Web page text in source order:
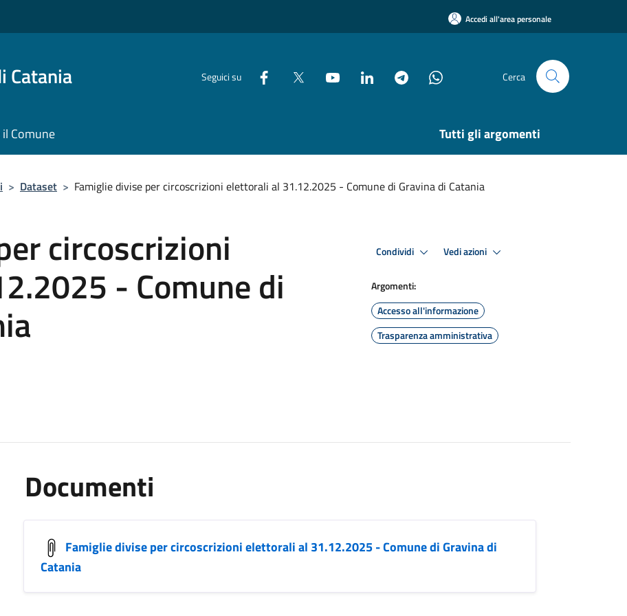
Accedi all'area personale
Catania Seguici su Cerca
Comune Tutti gli argomenti
> Dataset > Famiglie divise per circoscrizioni elettorali al 31.12.2025 - Comune di Gravina di Catania
circoscrizioni
- Comune di
Condividi Vedi azioni
Argomenti:
Accesso all'informazione
Trasparenza amministrativa
Documenti
Famiglie divise per circoscrizioni elettorali al 31.12.2025 - Comune di Gravina di
Catania